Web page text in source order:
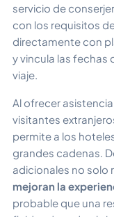
servicio de
con los requisitos
directamente con
y vincula las fechas
viaje.
Al ofrecer
visitantes
permite a los
grandes cadenas.
adicionales no solo
mejoran la
probable que una